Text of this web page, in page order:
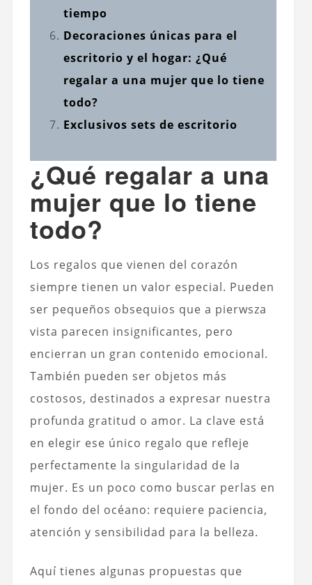
tiempo
Decoraciones únicas para el
escritorio y el hogar: ¿Qué
regalar a una mujer que lo tiene
todo?
Exclusivos sets de escritorio
¿Qué regalar a una
mujer que lo tiene
todo?
Los regalos que vienen del corazón
siempre tienen un valor especial. Pueden
ser pequeños obsequios que a pierwsza
vista parecen insignificantes, pero
encierran un gran contenido emocional.
También pueden ser objetos más
costosos, destinados a expresar nuestra
profunda gratitud o amor. La clave está
en elegir ese único regalo que refleje
perfectamente la singularidad de la
mujer. Es un poco como buscar perlas en
el fondo del océano: requiere paciencia,
atención y sensibilidad para la belleza.
Aquí tienes algunas propuestas que